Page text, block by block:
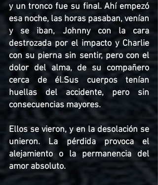
y un tronco fue su final. Ahí empezó
esa noche, las horas pasaban, venían
y se iban, Johnny con la cara
destrozada por el impacto y Charlie
con su pierna sin sentir, pero con el
dolor del alma, de su compañero
cerca de él.Sus cuerpos tenían
huellas del accidente, pero sin
consecuencias mayores.
Ellos se vieron, y en la desolación se
unieron. La pérdida provoca el
alejamiento o la permanencia del
amor absoluto.